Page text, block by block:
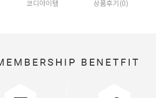
코디아이템 상품후기(0)